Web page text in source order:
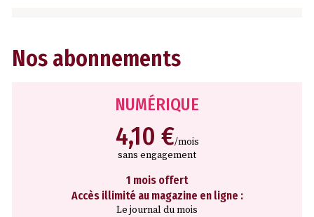
Nos abonnements
NUMÉRIQUE
4,10 €/mois
sans engagement
1 mois offert
Accès illimité au magazine en ligne :
Le journal du mois